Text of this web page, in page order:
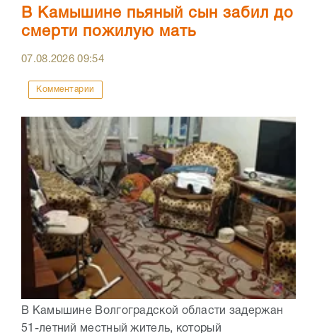
В Камышине пьяный сын забил до
смерти пожилую мать
07.08.202609:54
Комментарии
В Камышине Волгоградской области задержан
51-летний местный житель, который